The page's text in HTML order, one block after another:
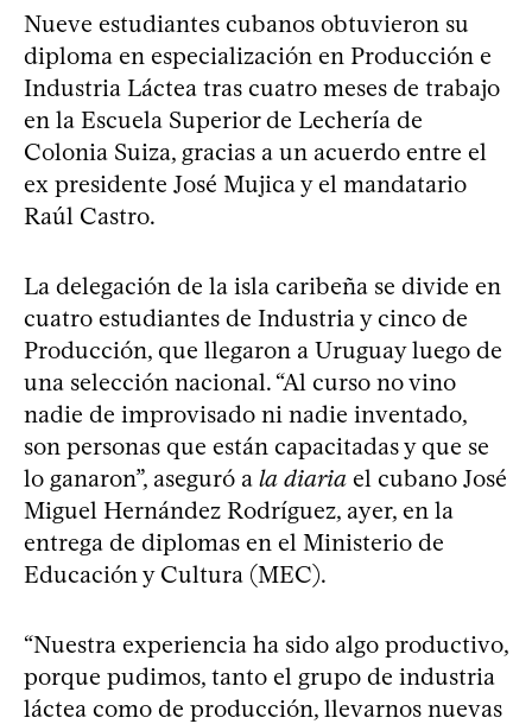
Nueve estudiantes cubanos obtuvieron su
diploma en especialización en Producción e
Industria Láctea tras cuatro meses de trabajo
en la Escuela Superior de Lechería de
Colonia Suiza, gracias a un acuerdo entre el
ex presidente José Mujica y el mandatario
Raúl Castro.
La delegación de la isla caribeña se divide en
cuatro estudiantes de Industria y cinco de
Producción, que llegaron a Uruguay luego de
una selección nacional. “Al curso no vino
nadie de improvisado ni nadie inventado,
son personas que están capacitadas y que se
lo ganaron”, aseguró a la diaria el cubano José
Miguel Hernández Rodríguez, ayer, en la
entrega de diplomas en el Ministerio de
Educación y Cultura (MEC).
“Nuestra experiencia ha sido algo productivo,
porque pudimos, tanto el grupo de industria
láctea como de producción, llevarnos nuevas